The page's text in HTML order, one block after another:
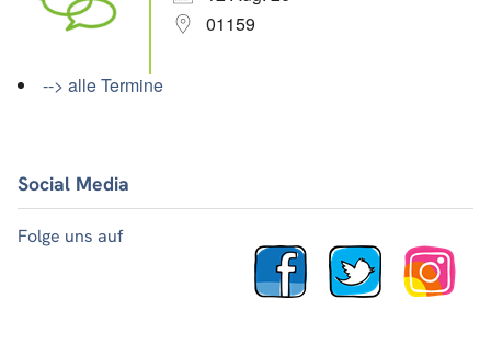
01159
--> alle Termine
Social Media
Folge uns auf